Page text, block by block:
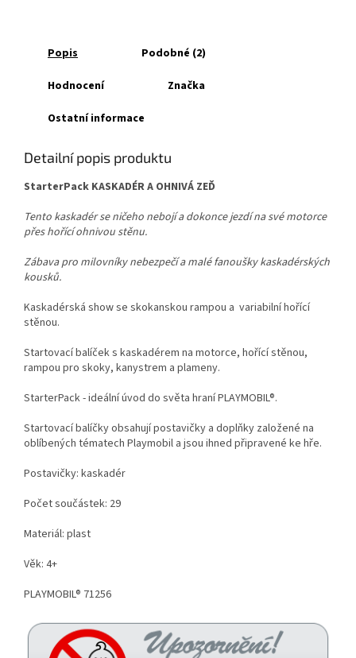
Popis Podobné (2)
Hodnocení Značka
Ostatní informace
Detailní popis produktu
StarterPack KASKADÉR A OHNIVÁ ZEĎ
Tento kaskadér se ničeho nebojí a dokonce jezdí na své motorce
přes hořící ohnivou stěnu.
Zábava pro milovníky nebezpečí a malé fanoušky kaskadérských
kousků.
Kaskadérská show se skokanskou rampou a variabilní hořící
stěnou.
Startovací balíček s kaskadérem na motorce, hořící stěnou,
rampou pro skoky, kanystrem a plameny.
StarterPack - ideální úvod do světa hraní PLAYMOBIL®.
Startovací balíčky obsahují postavičky a doplňky založené na
oblíbených tématech Playmobil a jsou ihned připravené ke hře.
Postavičky: kaskadér
Počet součástek: 29
Materiál: plast
Věk: 4+
PLAYMOBIL® 71256